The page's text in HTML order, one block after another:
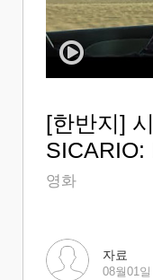
[한반지]
SICARIO:
3차 공식
영화
자료
08월01일